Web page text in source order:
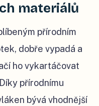
materiálů
přírodním
dobře vypadá a
ho vykartáčovat
přírodnímu
bývá vhodnější